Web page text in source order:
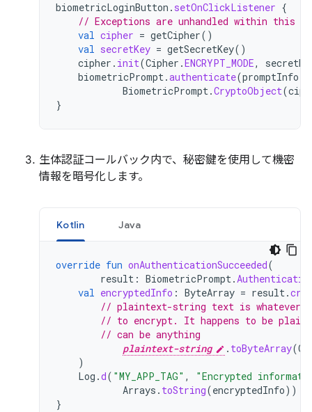
biometricLoginButton . setOnClickListener {
// Exceptions are unhandled within this
val cipher = getCipher()
val secretKey = getSecretKey()
cipher . init(Cipher .ENCRYPT_MODE,
biometricPrompt.authenticate(promptInfo
BiometricPrompt.CryptoObject(
}
生体認証コールバック内で、秘密鍵を使用して機密
情報を暗号化します。
Kotlin Java
override fun onAuthenticationSucceeded(
result : BiometricPrompt.
val encryptedInfo : ByteArray = result.
// plaintext-string text is whatever
// to encrypt. It happens to be
// can be anything
plaintext-string
. toByteArray(
)
Log .d( "MY_APP_TAG" ,
"Encrypted
Arrays . toString(encryptedInfo))
}